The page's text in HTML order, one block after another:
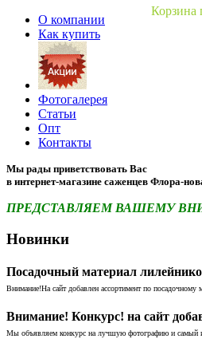
Корзина
О компании
Как купить
Фотогалерея
Статьи
Опт
Контакты
Мы рады приветствовать Вас
в интернет-магазине саженцев Флора-
ПРЕДСТАВЛЯЕМ ВАШЕМУ
Новинки
Посадочный материал
Внимание!На сайт добавлен ассортимент по посадочному
Внимание! Конкурс! на сайт
Мы объявляем конкурс на лучшую фотографию и самый